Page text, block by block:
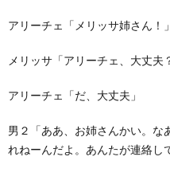
アリーチェ「メリッサ姉さん！」
メリッサ「アリーチェ、大丈
アリーチェ「だ、大丈夫」
男２「ああ、お姉さんかい。な
れねーんだよ。あんたが連絡し